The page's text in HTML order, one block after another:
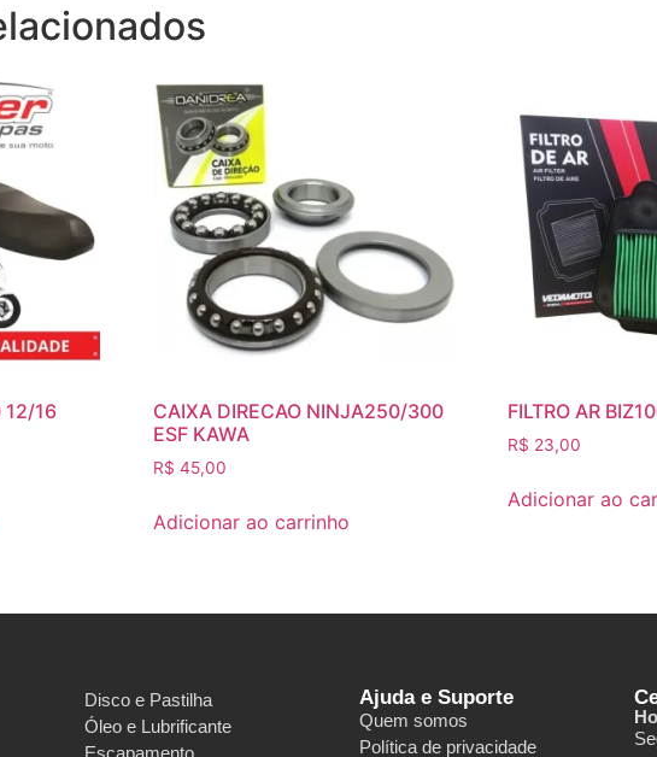
12/16
CAIXA DIRECAO NINJA250/300
ESF KAWA
R$ 45,00
Adicionar ao carrinho
FILTRO AR
R$ 23,00
Adicionar ao
Disco e Pastilha
Óleo e Lubrificante
Escapamento
Ajuda e Suporte
Quem somos
Política de privacidade